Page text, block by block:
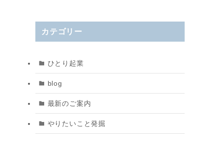
カテゴリー
ひとり起業
blog
最新のご案内
やりたいこと発掘